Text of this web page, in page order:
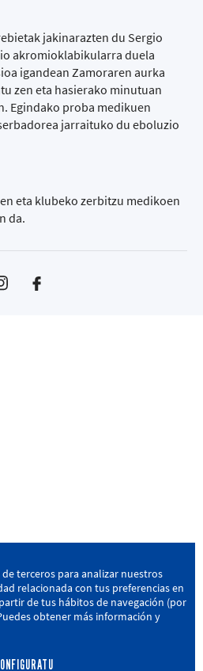
jakinarazten du Sergio
akromioklabikularra duela
igandean Zamoraren aurka
zen eta hasierako minutuan
Egindako proba medikuen
jarraituko du eboluzio
eta klubeko zerbitzu medikoen
da.
Amorebieta, Bizkaia
terceros para analizar nuestros
relacionada con tus preferencias en
de tus hábitos de navegación (por
obtener más información y